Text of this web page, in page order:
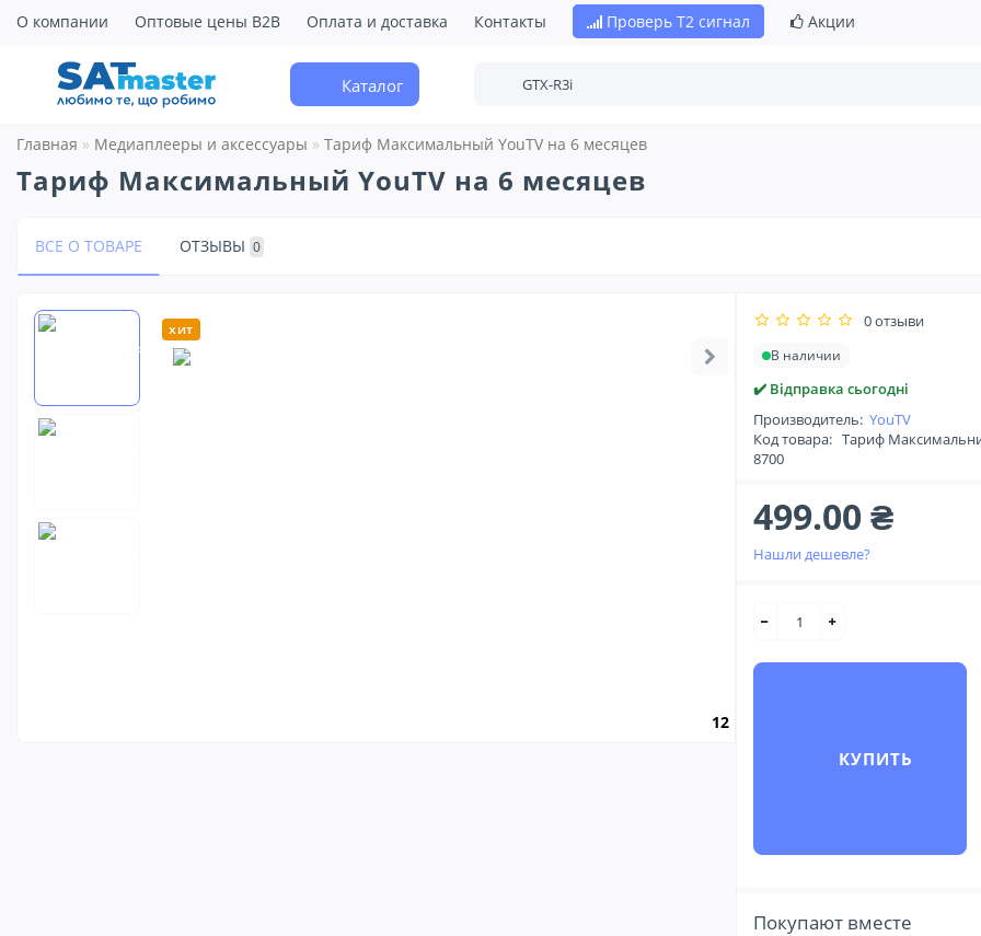
О компании Оптовые цены B2B Оплата и доставка Контакты Проверь Т2 сигнал Акции
Каталог
Главная Медиаплееры и аксессуары Тариф Максимальный YouTV на 6 месяцев
Тариф Максимальный YouTV на 6 месяцев
ВСЕ О ТОВАРЕ ОТЗЫВЫ 0
12
хит 0 отзыви
В наличии
✔️ Відправка сьогодні
Производитель: YouTV
Код товара: Тариф
8700
499.00 ₴
Нашли дешевле?
КУПИТЬ
Покупают вместе